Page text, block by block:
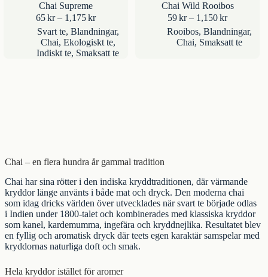
Chai Supreme
65kr – 1,175krPrisintervall:
65kr
till
1,175kr
Svart te, Blandningar,
Chai, Ekologiskt te,
Indiskt te, Smaksatt te
Chai Wild Rooibos
59kr – 1,150kr
59kr
till
Rooibos, Blandningar,
Chai, Smaksatt te
Chai – en flera hundra år gammal tradition
Chai har sina rötter i den indiska kryddtraditionen, där värmande
kryddor länge använts i både mat och dryck. Den moderna chai
som idag dricks världen över utvecklades när svart te började odlas
i Indien under 1800-talet och kombinerades med klassiska kryddor
som kanel, kardemumma, ingefära och kryddnejlika. Resultatet blev
en fyllig och aromatisk dryck där teets egen karaktär samspelar med
kryddornas naturliga doft och smak.
Hela kryddor istället för aromer